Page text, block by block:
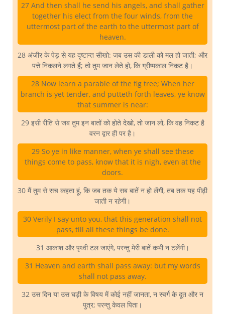
27 And then shall he send his angels, and shall gather
together his elect from the four winds, from the
uttermost part of the earth to the uttermost part of
heaven.
28 अंजीर के पेड़ से यह दृष्टान्त सीखो: जब उस की डाली को मल हो जाती; और
पत्ते निकलने लगते हैं; तो तुम जान लेते हो, कि ग्रीष्मकाल निकट है।
28 Now learn a parable of the fig tree; When her
branch is yet tender, and putteth forth leaves, ye know
that summer is near:
29 इसी रीति से जब तुम इन बातों को होते देखो, तो जान लो, कि वह निकट है
वरन द्वार ही पर है।
29 So ye in like manner, when ye shall see these
things come to pass, know that it is nigh, even at the
doors.
30 मैं तुम से सच कहता हूं, कि जब तक ये सब बातें न हो लेंगी, तब तक यह पीढ़ी
जाती न रहेगी।
30 Verily I say unto you, that this generation shall not
pass, till all these things be done.
31 आकाश और पृथ्वी टल जाएंगे, परन्तु मेरी बातें कभी न टलेंगी।
31 Heaven and earth shall pass away: but my words
shall not pass away.
32 उस दिन या उस घड़ी के विषय में कोई नहीं जानता, न स्वर्ग के दूत और न
पुत्र; परन्तु केवल पिता।